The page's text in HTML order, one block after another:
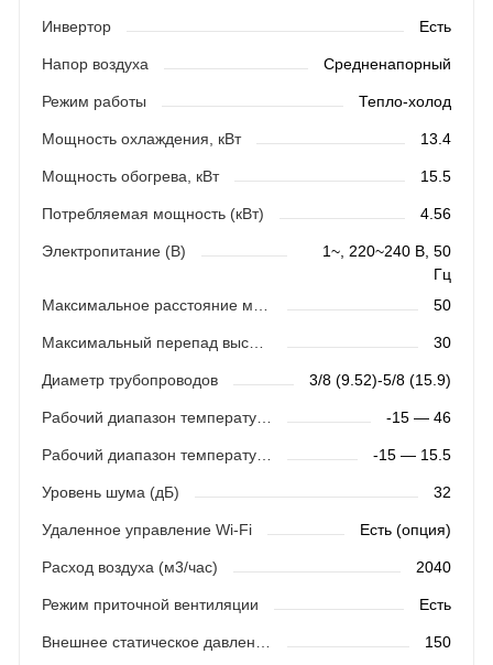
Инвертор Есть
Напор воздуха Средненапорный
Режим работы Тепло-холод
Мощность охлаждения, кВт 13.4
Мощность обогрева, кВт 15.5
Потребляемая мощность (кВт) 4.56
Электропитание (В)
1~, 220~240 В, 50
Гц
50
Максимальный перепад высот (м) 30
Диаметр трубопроводов 3/8 (9.52)-5/8 (15.9)
Рабочий диапазон температур (охлаждение) -15 — 46
Рабочий диапазон температур (обогрев) -15 — 15.5
Уровень шума (дБ) 32
Удаленное управление Wi-Fi Есть (опция)
Расход воздуха (м3/час) 2040
Режим приточной вентиляции Есть
150